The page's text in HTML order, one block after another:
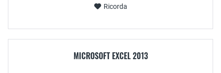
Ricorda
MICROSOFT EXCEL 2013